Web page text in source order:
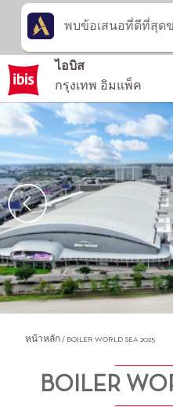
หน้าหลัก BOILER WORLD SEA 2025
BOILER
ไอบิส
กรุงเทพ อิมแพ็ค
พบข้อเสนอที่ดีที่สุดข